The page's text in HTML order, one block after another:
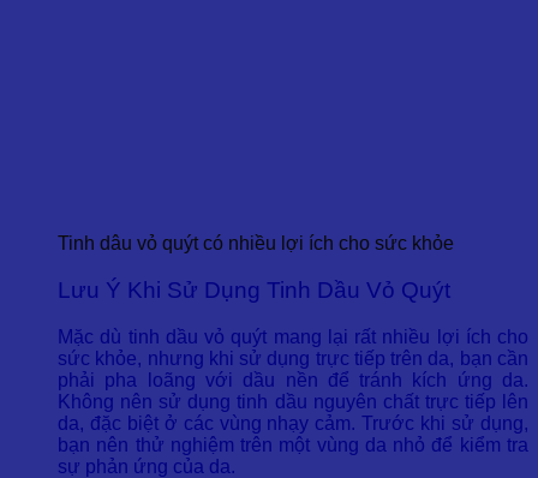
Tinh dâu vỏ quýt có nhiều lợi ích cho sức khỏe
Lưu Ý Khi Sử Dụng Tinh Dầu Vỏ Quýt
Mặc dù tinh dầu vỏ quýt mang lại rất nhiều lợi ích cho
sức khỏe, nhưng khi sử dụng trực tiếp trên da, bạn cần
phải pha loãng với dầu nền để tránh kích ứng da.
Không nên sử dụng tinh dầu nguyên chất trực tiếp lên
da, đặc biệt ở các vùng nhạy cảm. Trước khi sử dụng,
bạn nên thử nghiệm trên một vùng da nhỏ để kiểm tra
sự phản ứng của da.